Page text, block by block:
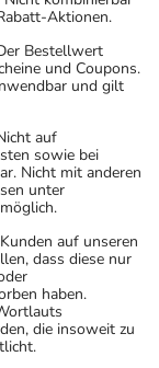
Aktionen.
Bestellwert
und Coupons.
und gilt
auf
sowie bei
Nicht mit anderen
unter
auf unseren
dass diese nur
haben.
die insoweit zu